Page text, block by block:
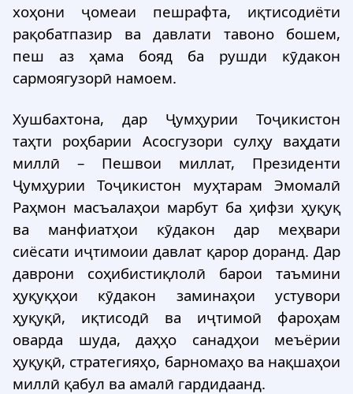
хоҳони ҷомеаи пешрафта, иқтисодиёти
рақобатпазир ва давлати тавоно бошем,
пеш аз ҳама бояд ба рушди кӯдакон
сармоягузорӣ намоем.
Хушбахтона, дар Ҷумҳурии Тоҷикистон
таҳти роҳбарии Асосгузори сулҳу ваҳдати
миллӣ – Пешвои миллат, Президенти
Ҷумҳурии Тоҷикистон муҳтарам Эмомалӣ
Раҳмон масъалаҳои марбут ба ҳифзи ҳуқуқ
ва манфиатҳои кӯдакон дар меҳвари
сиёсати иҷтимоии давлат қарор доранд. Дар
даврони соҳибистиқлолӣ барои таъмини
ҳуқуқҳои кӯдакон заминаҳои устувори
ҳуқуқӣ, иқтисодӣ ва иҷтимоӣ фароҳам
оварда шуда, даҳҳо санадҳои меъёрии
ҳуқуқӣ, стратегияҳо, барномаҳо ва нақшаҳои
миллӣ қабул ва амалӣ гардидаанд.